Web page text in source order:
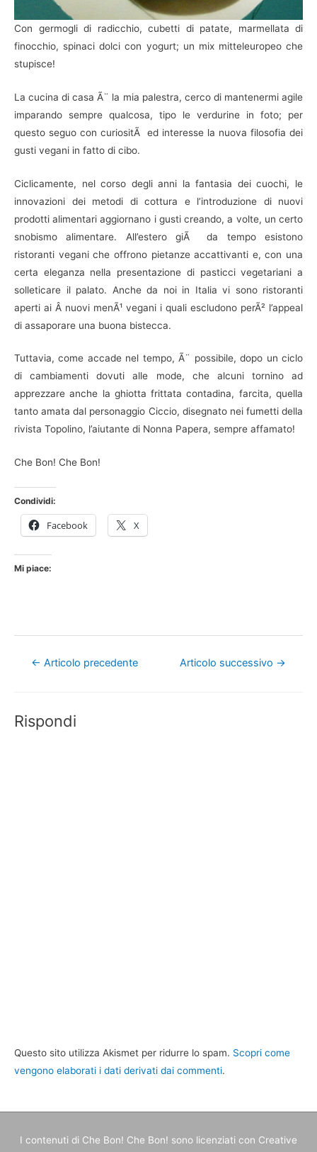
Con germogli di radicchio, cubetti di patate, marmellata di
finocchio, spinaci dolci con yogurt; un mix mitteleuropeo che
stupisce!
La cucina di casa Ã¨ la mia palestra, cerco di mantenermi agile
imparando sempre qualcosa, tipo le verdurine in foto; per
questo seguo con curiositÃ ed interesse la nuova filosofia dei
gusti vegani in fatto di cibo.
Ciclicamente, nel corso degli anni la fantasia dei cuochi, le
innovazioni dei metodi di cottura e l’introduzione di nuovi
prodotti alimentari aggiornano i gusti creando, a volte, un certo
snobismo alimentare. All’estero giÃ da tempo esistono
ristoranti vegani che offrono pietanze accattivanti e, con una
certa eleganza nella presentazione di pasticci vegetariani a
solleticare il palato. Anche da noi in Italia vi sono ristoranti
aperti ai Â nuovi menÃ¹ vegani i quali escludono perÃ² l’appeal
di assaporare una buona bistecca.
Tuttavia, come accade nel tempo, Ã¨ possibile, dopo un ciclo
di cambiamenti dovuti alle mode, che alcuni tornino ad
apprezzare anche la ghiotta frittata contadina, farcita, quella
tanto amata dal personaggio Ciccio, disegnato nei fumetti della
rivista Topolino, l’aiutante di Nonna Papera, sempre affamato!
Che Bon! Che Bon!
Condividi:
Facebook X
Mi piace:
Navigazione
← Articolo precedente Articolo successivo →
Rispondi
Questo sito utilizza Akismet per ridurre lo spam. Scopri come
vengono elaborati i dati derivati dai commenti.
I contenuti di Che Bon! Che Bon! sono licenziati con Creative